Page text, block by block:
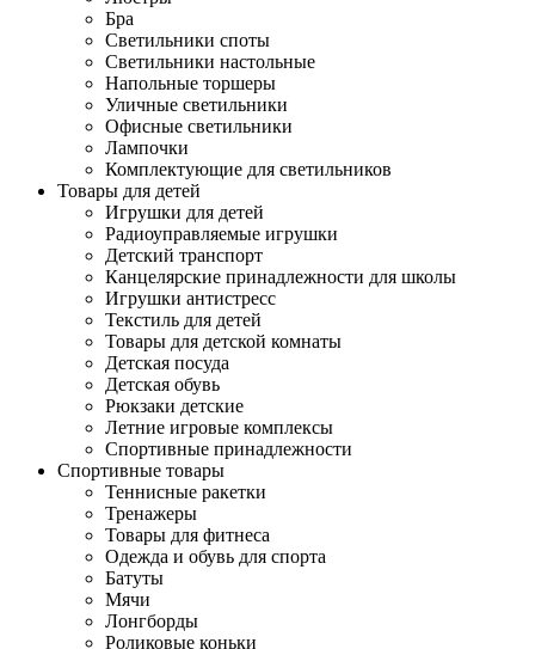
Бра
Светильники споты
Светильники настольные
Напольные торшеры
Уличные светильники
Офисные светильники
Лампочки
Комплектующие для светильников
Товары для детей
Игрушки для детей
Радиоуправляемые игрушки
Детский транспорт
Канцелярские принадлежности для школы
Игрушки антистресс
Текстиль для детей
Товары для детской комнаты
Детская посуда
Детская обувь
Рюкзаки детские
Летние игровые комплексы
Спортивные принадлежности
Спортивные товары
Теннисные ракетки
Тренажеры
Товары для фитнеса
Одежда и обувь для спорта
Батуты
Мячи
Лонгборды
Роликовые коньки